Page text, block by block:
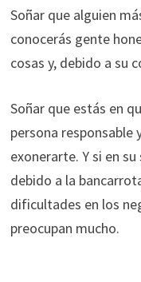
Soñar que alguien
conocerás gente
cosas y, debido a su
Soñar que estás en
persona responsable
exonerarte. Y si en
debido a la
dificultades en los
preocupan mucho.